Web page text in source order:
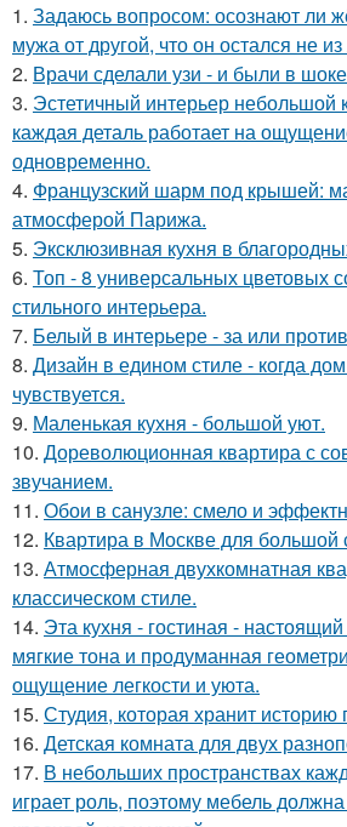
1. Задаюсь вопросом: осознают ли
мужа от другой, что он остался не
2. Врачи сделали узи - и были в
3. Эстетичный интерьер небольшой
каждая деталь работает на
одновременно.
4. Французский шарм под крышей:
атмосферой Парижа.
5. Эксклюзивная кухня в
6. Топ - 8 универсальных цветовых
стильного интерьера.
7. Белый в интерьере - за или
8. Дизайн в едином стиле - когда
чувствуется.
9. Маленькая кухня - большой уют.
10. Дореволюционная квартира с
звучанием.
11. Обои в санузле: смело и
12. Квартира в Москве для большой
13. Атмосферная двухкомнатная
классическом стиле.
14. Эта кухня - гостиная -
мягкие тона и продуманная
ощущение легкости и уюта.
15. Студия, которая хранит историю
16. Детская комната для двух
17. В небольших пространствах
играет роль, поэтому мебель